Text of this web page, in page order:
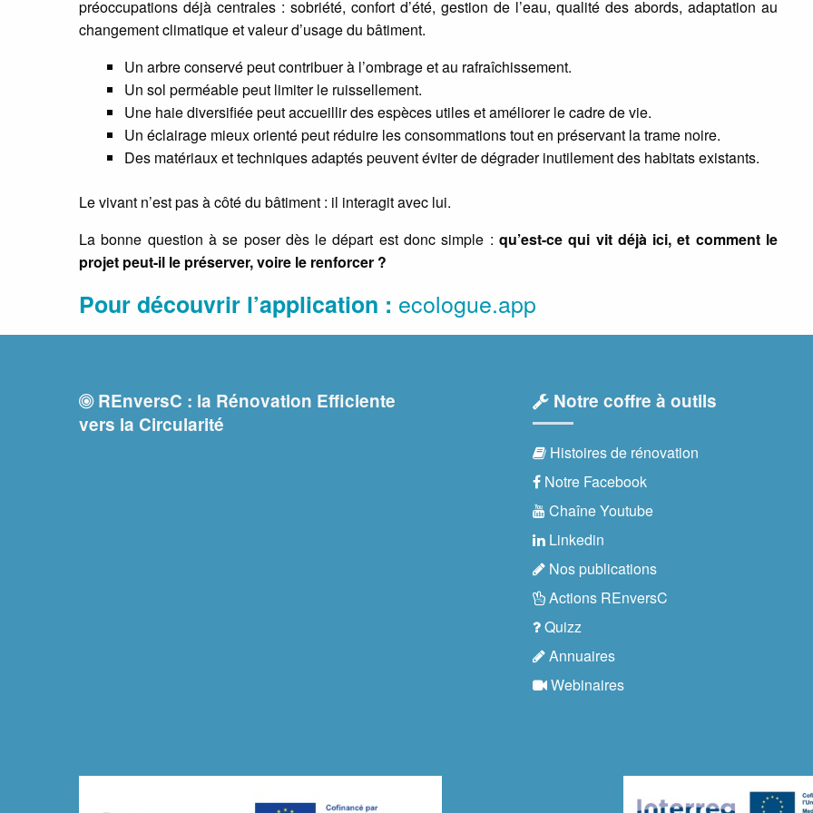
préoccupations déjà centrales : sobriété, confort d’été, gestion de l’eau, qualité des abords, adaptation au
changement climatique et valeur d’usage du bâtiment.
Un arbre conservé peut contribuer à l’ombrage et au rafraîchissement.
Un sol perméable peut limiter le ruissellement.
Une haie diversifiée peut accueillir des espèces utiles et améliorer le cadre de vie.
Un éclairage mieux orienté peut réduire les consommations tout en préservant la trame noire.
Des matériaux et techniques adaptés peuvent éviter de dégrader inutilement des habitats existants.
Le vivant n’est pas à côté du bâtiment : il interagit avec lui.
La bonne question à se poser dès le départ est donc simple : qu’est-ce qui vit déjà ici, et comment le
projet peut-il le préserver, voire le renforcer ?
Pour découvrir l’application : ecologue.app
REnversC : la Rénovation Efficiente
vers la Circularité
Notre coffre à outils
Histoires de rénovation
Notre Facebook
Chaîne Youtube
Linkedin
Nos publications
Actions REnversC
Quizz
Annuaires
Webinaires